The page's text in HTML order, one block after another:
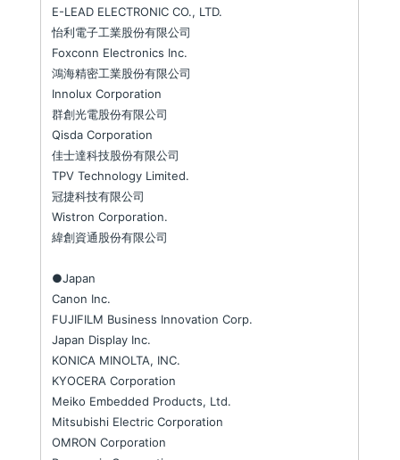
E-LEAD ELECTRONIC CO., LTD.
怡利電子工業股份有限公司
Foxconn Electronics Inc.
鴻海精密工業股份有限公司
Innolux Corporation
群創光電股份有限公司
Qisda Corporation
佳士達科技股份有限公司
TPV Technology Limited.
冠捷科技有限公司
Wistron Corporation.
緯創資通股份有限公司
●Japan
Canon Inc.
FUJIFILM Business Innovation Corp.
Japan Display Inc.
KONICA MINOLTA, INC.
KYOCERA Corporation
Meiko Embedded Products, Ltd.
Mitsubishi Electric Corporation
OMRON Corporation